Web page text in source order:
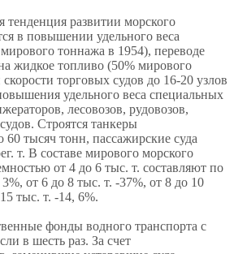
тенденция развитии морского
в повышении удельного веса
тоннажа в 1954), переводе
жидкое топливо (50% мирового
торговых судов до 16-20 узлов
удельного веса специальных
лесовозов, рудовозов,
Строятся танкеры
60 тысяч тонн, пассажирские суда
т. В составе мирового морского
от 4 до 6 тыс. т. составляют по
от 6 до 8 тыс. т. -37%, от 8 до 10
тыс. т. -14, 6%.
фонды водного транспорта с
в шесть раз. За счет